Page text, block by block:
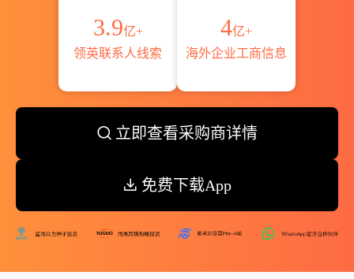
3.9亿+
领英联系人线索
4亿+
海外企业工商信息
立即查看采购商详情
免费下载App